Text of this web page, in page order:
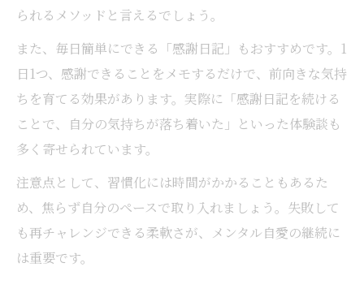
られるメソッドと言えるでしょう。
また、毎日簡単にできる「感謝日記」もおすすめです。1
日1つ、感謝できることをメモするだけで、前向きな気持
ちを育てる効果があります。実際に「感謝日記を続ける
ことで、自分の気持ちが落ち着いた」といった体験談も
多く寄せられています。
注意点として、習慣化には時間がかかることもあるた
め、焦らず自分のペースで取り入れましょう。失敗して
も再チャレンジできる柔軟さが、メンタル自愛の継続に
は重要です。